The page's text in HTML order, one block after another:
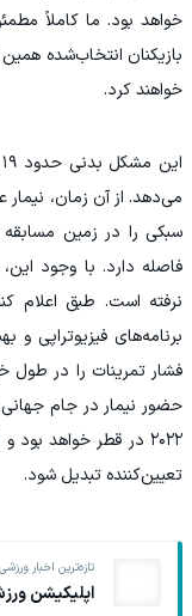
خواهد بود. ما کاملاً
خواهند کرد.
می‌دهد. از آن زمان، نیمار
سبکی را در زمین
فاصله دارد. با وجود
نرفته است. طبق اعلام
برنامه‌های فیزیوتراپی و
فشار تمرینات را در طول
۲۰۲۲ در قطر خواهد
تعیین‌کننده تبدیل شود.
تازه‌ترین اخبار
اپلیکیشن